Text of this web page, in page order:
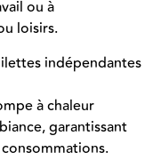
ou à
loisirs.
indépendantes
à chaleur
garantissant